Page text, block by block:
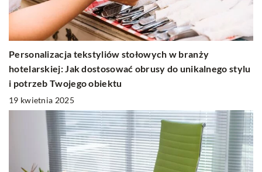
Personalizacja tekstyliów stołowych w branży
hotelarskiej: Jak dostosować obrusy do unikalnego stylu
i potrzeb Twojego obiektu
19 kwietnia 2025